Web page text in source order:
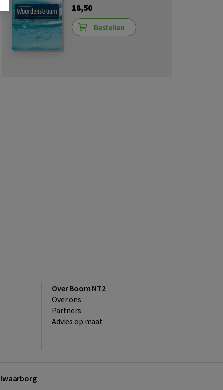
18,50
Bestellen
Over Boom NT2
Over ons
Partners
Advies op maat